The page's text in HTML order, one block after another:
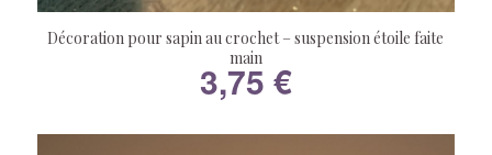
Décoration pour sapin au crochet – suspension étoile faite
main
3,75 €